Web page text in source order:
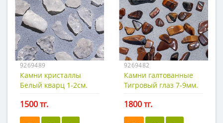
9269489
Камни кристаллы
Белый кварц 1-2см.
1500 тг.
9269482
Камни галтованные
Тигровый глаз 7-9мм.
1800 тг.